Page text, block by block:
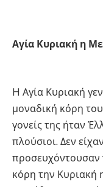
Αγία Κυριακή η
H Αγία Κυριακή
μοναδική κόρη
γονείς της ήταν
πλούσιοι. Δεν
προσευχόντουσαν
κόρη την Κυριακή